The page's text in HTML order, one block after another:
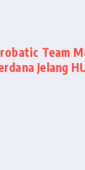
Team
Jelang